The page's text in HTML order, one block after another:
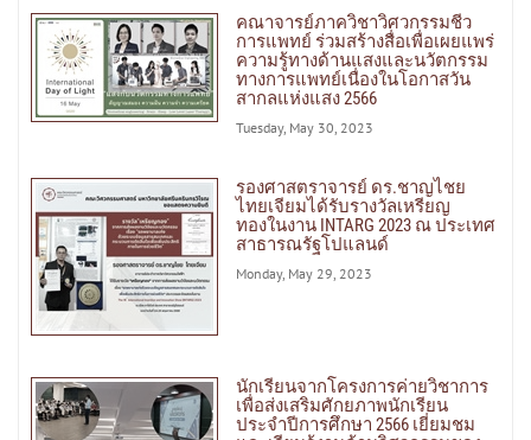
คณาจารย์ภาควิชาวิศวกรรมชีว
การแพทย์ ร่วมสร้างสื่อเพื่อเผยแพร่
ความรู้ทางด้านแสงและนวัตกรรม
ทางการแพทย์เนื่องในโอกาสวัน
สากลแห่งแสง 2566
Tuesday, May 30, 2023
รองศาสตราจารย์ ดร.ชาญไชย
ไทยเจียมได้รับรางวัลเหรียญ
ทองในงาน INTARG 2023 ณ ประเทศ
สาธารณรัฐโปแลนด์
Monday, May 29, 2023
นักเรียนจากโครงการค่ายวิชาการ
เพื่อส่งเสริมศักยภาพนักเรียน
ประจำปีการศึกษา 2566 เยี่ยมชม